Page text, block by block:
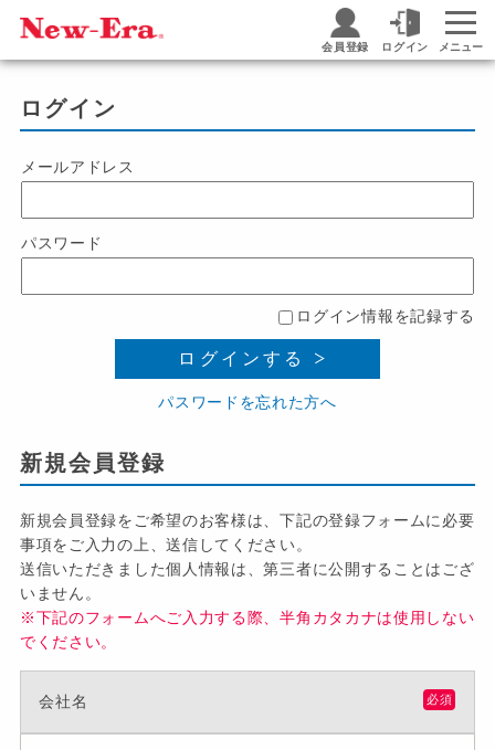
会員登録 ログイン メニュー
ログイン
メールアドレス
パスワード
ログイン情報を記録する
ログインする
パスワードを忘れた方へ
新規会員登録
新規会員登録をご希望のお客様は、下記の登録フォームに必要
事項をご入力の上、送信してください。
送信いただきました個人情報は、第三者に公開することはござ
いません。
※下記のフォームへご入力する際、半角カタカナは使用しない
でください。
会社名 必須